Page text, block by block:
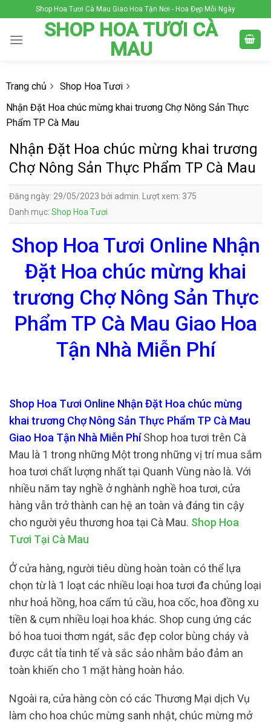
to
content
Shop Hoa Tươi Cà Mau Giao Hoa Tận Nơi - Hoa Đẹp Mỗi Ngày
SHOP HOA TƯƠI CÀ
MAU
Trang chủ
Shop Hoa Tươi
Nhận Đặt Hoa chúc mừng khai trương Chợ Nông Sản Thực
Phẩm TP Cà Mau
Nhận Đặt Hoa chúc mừng khai trương
Chợ Nông Sản Thực Phẩm TP Cà Mau
Đăng ngày: 29/05/2023 bởi admin. Lượt xem: 375
Danh mục: Shop Hoa Tươi
Shop Hoa Tươi Online Nhận
Đặt Hoa chúc mừng khai
trương Chợ Nông Sản Thực
Phẩm TP Cà Mau Giao Hoa
Tận Nhà Miễn Phí
Shop Hoa Tươi Online Nhận Đặt Hoa chúc mừng
khai trương Chợ Nông Sản Thực Phẩm TP Cà Mau
Giao Hoa Tận Nhà Miễn PhíShop hoa tươi trên Cà
Mau là 1 trong những Một trong những vị trí mua sắm
hoa tươi chất lượng nhất tại Quanh Vùng nào là. Với
nhiều năm tay nghề ở nghành nghề hoa tươi, cửa
hàng vẫn trở thành can hệ an toàn và đáng tin cậy
cho người yêu thương hoa tại Cà Mau. Shop Hoa
Tươi Tại Cà Mau
Ở cửa hàng, người tiêu dùng hoàn toàn có thể lựa
chọn từ là 1 loạt các nhiều loại hoa tươi đa chủng loại
như hoả hồng, hoa cẩm tú cầu, hoa cốc, hoa đồng xu
tiền & cụm nhiều loại hoa khác. Shop cung ứng các
bó hoa tuoi thơm ngát, sắc đẹp color bùng cháy và
được cắt tỉa tinh tế và sắc sảo nhằm bảo đảm an
toàn khiến cho 1 mặt hàng hoàn hảo.
Ngoài ra, cửa hàng còn có các Thương Mại dịch Vụ
làm cho hoa chúc mừng sanh nhật, chúc mừng mở